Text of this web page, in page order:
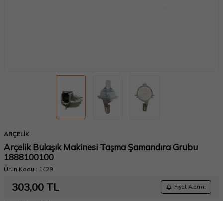
ARÇELİK
Arçelik Bulaşık Makinesi Taşma Şamandıra Grubu
1888100100
Ürün Kodu : 1429
303,00 TL Fiyat Alarmı